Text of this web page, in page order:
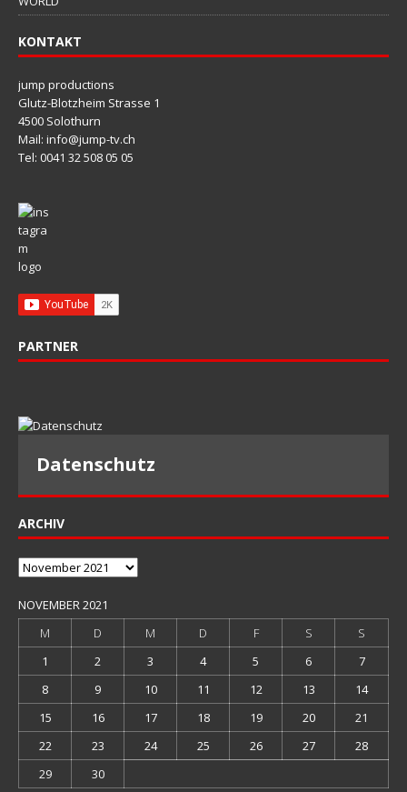
KONTAKT
jump productions
Glutz-Blotzheim Strasse 1
4500 Solothurn
Mail: info@jump-tv.ch
Tel: 0041 32 508 05 05
PARTNER
Datenschutz
ARCHIV
Archiv
NOVEMBER 2021
M
D M D F S
S
1
2 3 4 5 6
7
8
9 10 11 12 13
14
15
16 17 18 19 20
21
22
23 24 25 26 27
28
29
30